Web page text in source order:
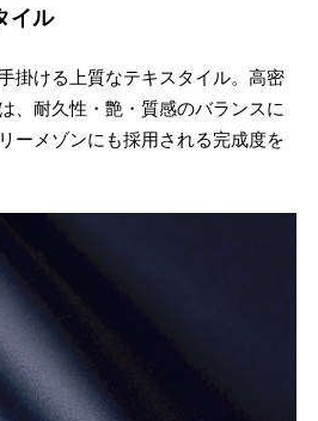
イル
掛ける上質なテキスタイル。高密
、耐久性・艶・質感のバランスに
ーメゾンにも採用される完成度を